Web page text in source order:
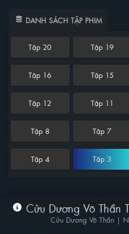
DANH SÁCH TẬP PHIM
Tập 20 Tập 19
Tập 16 Tập 15
Tập 12 Tập 11
Tập 8 Tập 7
Tập 4 Tập 3
Cửu Dương Võ Thần
Cửu Dương Võ Thần |